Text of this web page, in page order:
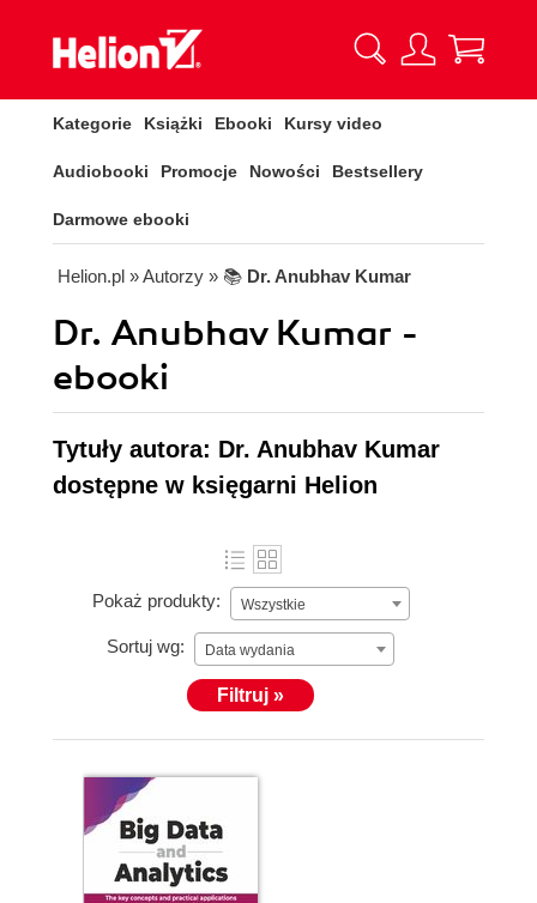
Kategorie Książki Ebooki Kursy video
Audiobooki Promocje Nowości Bestsellery
Darmowe ebooki
Helion.pl » Autorzy » 📚 Dr. Anubhav Kumar
Dr. Anubhav Kumar -
ebooki
Tytuły autora: Dr. Anubhav Kumar
dostępne w księgarni Helion
Pokaż produkty: Wszystkie
Sortuj wg: Data wydania
Filtruj »